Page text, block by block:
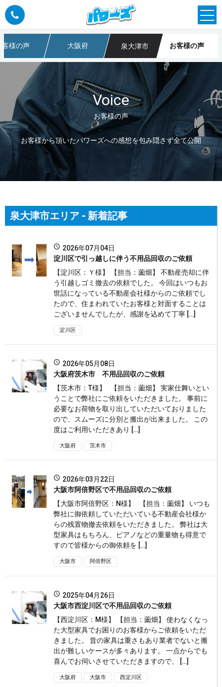
品回収なら大阪のパワーズ
客様の声 大阪府 泉大津市 お客様の声
Voice
お客様の声
お客様から頂いたパワーズへの感想を包み隠さず全て公開
泉大津市エリア - 新着記事
2026年07月04日
淀川区で引っ越しに伴う不用品回収のご依頼
【淀川区：Ｙ様】 【担当：薗畑】 不動産売却に伴
う引越しゴミ撤去の依頼でした。 今回はいつもお
世話になっている不動産会社様からのご依頼でし
たので、住まわれていたお客様と対面することは
ございませんでしたが、感謝を込めて丁寧 […]
淀川区
2026年05月08日
大阪府茨木市 不用品回収のご依頼
【茨木市：T様】 【担当：薗畑】 実家仕舞いとい
うことで弊社にご依頼をいただきました。 事前に
必要なお荷物を取り出していただいておりました
ので、スムーズに分別と搬出が出来ました。 この
度はご利用いただきあり […]
大阪府 茨木市
2026年03月22日
大阪市阿倍野区で不用品回収のご依頼
【大阪市阿倍野区：N様】 【担当：薗畑】 いつも
弊社に御依頼していただいている不動産会社様か
らの残置物撤去依頼をいただきました。 弊社は大
型家具はもちろん、ピアノなどの重量物も得意で
すので皆様からの御依頼を […]
大阪市 阿倍野区
2025年04月26日
大阪市西淀川区で不用品回収のご依頼
【西淀川区：M様】 【担当：薗畑】 使わなくなっ
た大型家具でお困りのお客様からご依頼をいただ
きました。 昔の家具は重さもあり業者でないと搬
出が難しいケースが多々あります。 一点からでも
喜んでお伺いさせていただきますので、 […]
大阪府 大阪市 西淀川区